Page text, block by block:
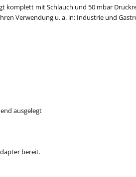
mit Schlauch und 50 mbar
Verwendung u. a. in: Industrie und
ausgelegt
bereit.